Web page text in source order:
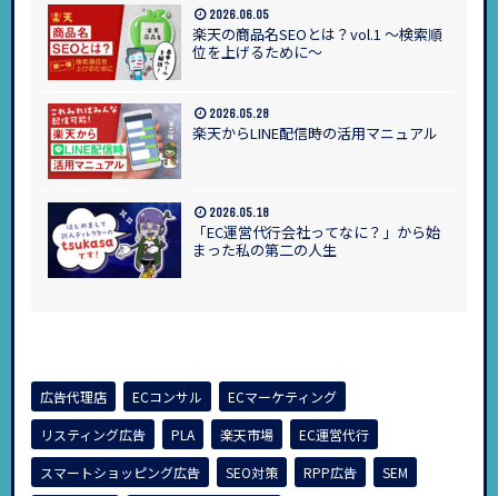
楽天の商品名SEOとは？vol.1 ～検索順
位を上げるために～
2026.06.05
楽天からLINE配信時の活用マニュアル
2026.05.28
「EC運営代行会社ってなに？」から始
まった私の第二の人生
2026.05.18
広告代理店 ECコンサル
ECマーケティング
リスティング広告
PLA 楽天市場
EC運営代行
スマートショッピング広告
SEO対策 RPP広告
SEM